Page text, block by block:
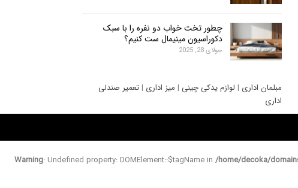
چطور تخت خواب دو نفره را با سبک
دکوراسیون مینیمال ست کنیم؟
جولای 28, 2025
مبلمان اداری | لوازم یدکی چینی | میز اداری | تعمیر صندلی
اداری
Warning: Undefined property: DOMElement::$tagName in /home/decoka/